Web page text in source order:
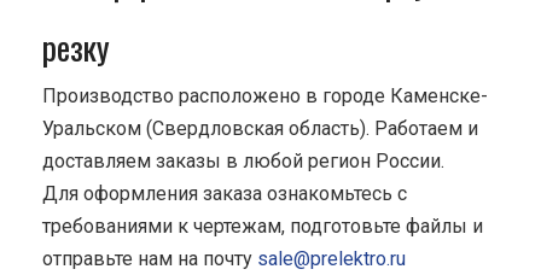
резку
Производство расположено в городе Каменске-
Уральском (Свердловская область). Работаем и
доставляем заказы в любой регион России.
Для оформления заказа ознакомьтесь с
требованиями к чертежам, подготовьте файлы и
отправьте нам на почту sale@prelektro.ru